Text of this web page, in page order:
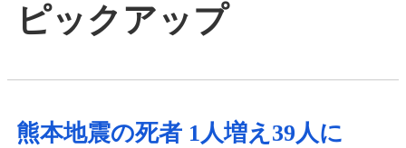
ピックアップ
熊本地震の死者 1人増え39人に